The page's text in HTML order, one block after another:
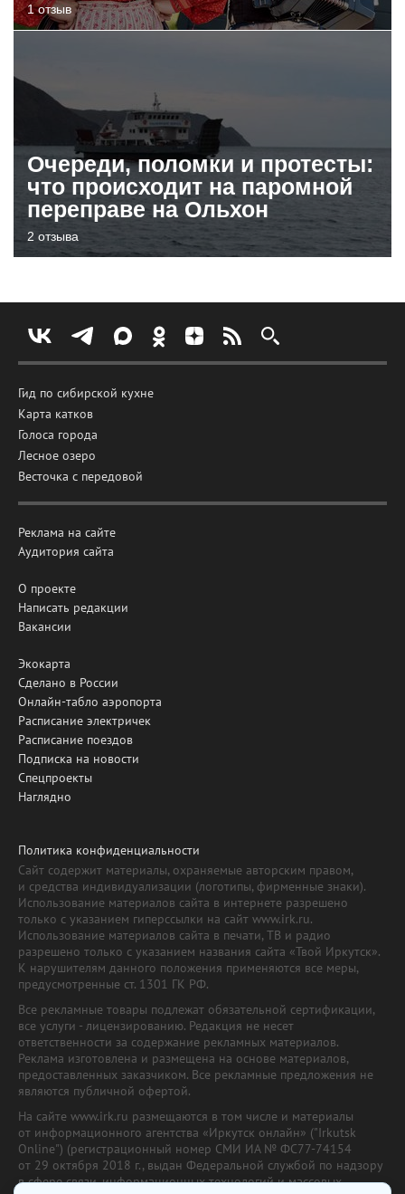
1 отзыв
Очереди, поломки и протесты:
что происходит на паромной
переправе на Ольхон
2 отзыва
Гид по сибирской кухне
Карта катков
Голоса города
Лесное озеро
Весточка с передовой
Реклама на сайте
Аудитория сайта
О проекте
Написать редакции
Вакансии
Экокарта
Сделано в России
Онлайн-табло аэропорта
Расписание электричек
Расписание поездов
Подписка на новости
Спецпроекты
Наглядно
Политика конфиденциальности
Сайт содержит материалы, охраняемые авторским правом,
и средства индивидуализации (логотипы, фирменные знаки).
Использование материалов сайта в интернете разрешено
только с указанием гиперссылки на сайт www.irk.ru.
Использование материалов сайта в печати, ТВ и радио
разрешено только с указанием названия сайта «Твой Иркутск».
К нарушителям данного положения применяются все меры,
предусмотренные ст. 1301 ГК РФ.
Все рекламные товары подлежат обязательной сертификации,
все услуги - лицензированию. Редакция не несет
ответственности за содержание рекламных материалов.
Реклама изготовлена и размещена на основе материалов,
предоставленных заказчиком. Все рекламные предложения не
являются публичной офертой.
На сайте www.irk.ru размещаются в том числе и материалы
от информационного агентства «Иркутск онлайн» ("Irkutsk
Online") (регистрационный номер СМИ ИА № ФС77-74154
от 29 октября 2018 г., выдан Федеральной службой по надзору
в сфере связи, информационных технологий и массовых